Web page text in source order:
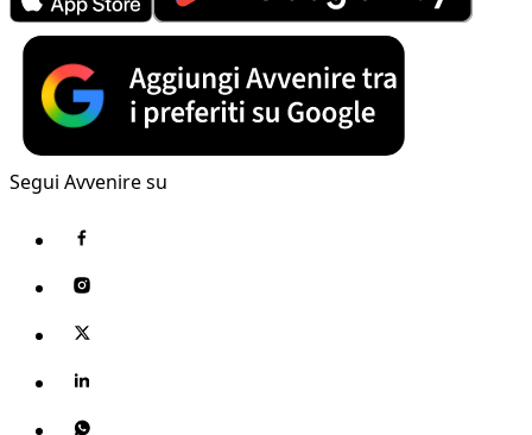
Segui Avvenire su